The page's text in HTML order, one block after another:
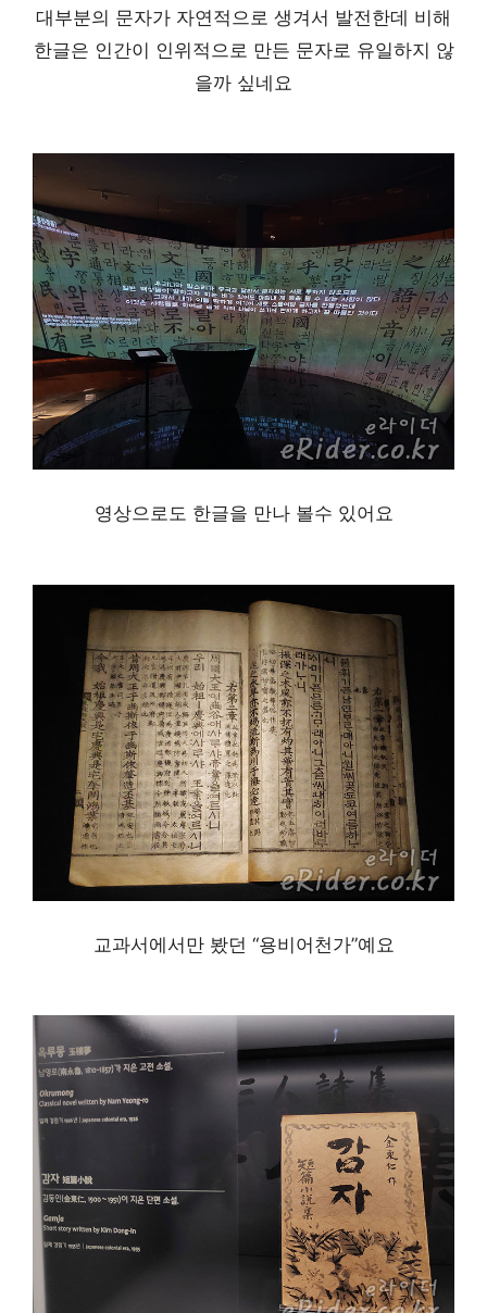
대부분의 문자가 자연적으로 생겨서 발전한데 비해
한글은 인간이 인위적으로 만든 문자로 유일하지 않
을까 싶네요
영상으로도 한글을 만나 볼수 있어요
교과서에서만 봤던 “용비어천가”예요